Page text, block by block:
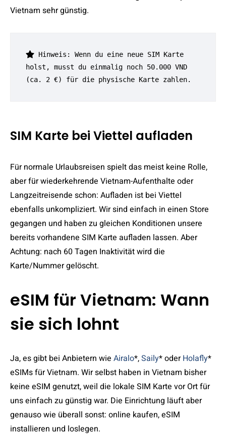
Vietnam sehr günstig.
Hinweis: Wenn du eine neue SIM Karte
holst, musst du einmalig noch 50.000 VND
(ca. 2 €) für die physische Karte zahlen.
SIM Karte bei Viettel aufladen
Für normale Urlaubsreisen spielt das meist keine Rolle,
aber für wiederkehrende Vietnam-Aufenthalte oder
Langzeitreisende schon: Aufladen ist bei Viettel
ebenfalls unkompliziert. Wir sind einfach in einen Store
gegangen und haben zu gleichen Konditionen unsere
bereits vorhandene SIM Karte aufladen lassen. Aber
Achtung: nach 60 Tagen Inaktivität wird die
Karte/Nummer gelöscht.
eSIM für Vietnam: Wann
sie sich lohnt
Ja, es gibt bei Anbietern wie Airalo*,Saily* oderHolafly*
eSIMs für Vietnam. Wir selbst haben in Vietnam bisher
keine eSIM genutzt, weil die lokale SIM Karte vor Ort für
uns einfach zu günstig war. Die Einrichtung läuft aber
genauso wie überall sonst: online kaufen, eSIM
installieren und loslegen.